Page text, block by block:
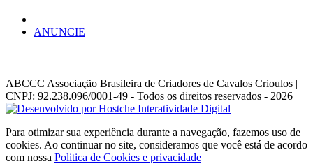
ANUNCIE
ABCCC Associação Brasileira de Criadores de Cavalos Crioulos |
CNPJ: 92.238.096/0001-49 - Todos os direitos reservados - 2026
Para otimizar sua experiência durante a navegação, fazemos uso de
cookies. Ao continuar no site, consideramos que você está de acordo
com nossa Politica de Cookies e privacidade